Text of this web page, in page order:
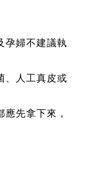
孕婦不建議執
、人工真皮或
先拿下來，